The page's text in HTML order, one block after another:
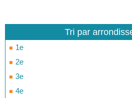
Tri par
1e
2e
3e
4e